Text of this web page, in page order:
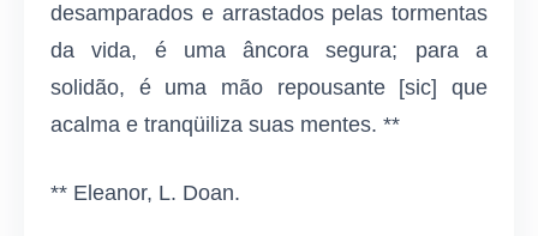
desamparados e arrastados pelas tormentas
da vida, é uma âncora segura; para a
solidão, é uma mão repousante [sic] que
acalma e tranqüiliza suas mentes. **
** Eleanor, L. Doan.